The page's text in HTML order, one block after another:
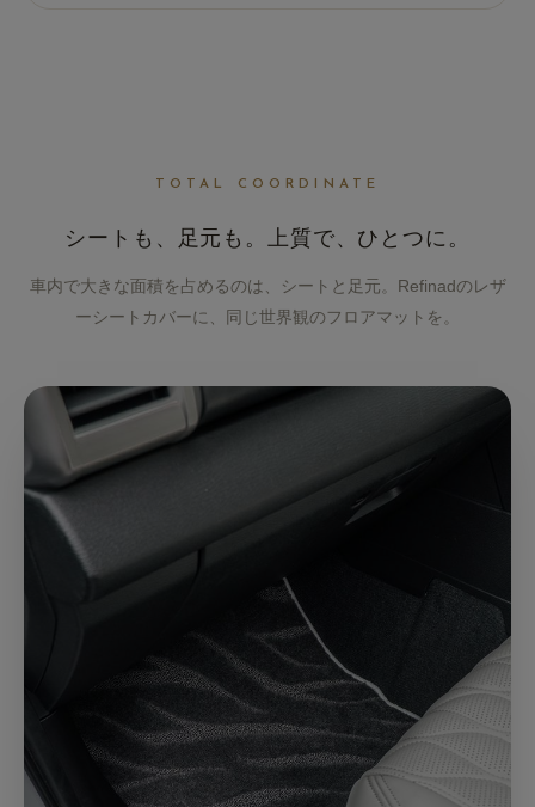
TOTAL COORDINATE
シートも、足元も。 上質で、ひとつに。
車内で大きな面積を占めるのは、シートと足元。Refinadのレザ
ーシートカバーに、同じ世界観のフロアマットを。